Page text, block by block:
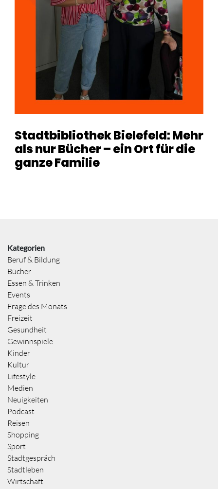
Stadtbibliothek Bielefeld: Mehr
als nur Bücher – ein Ort für die
ganze Familie
Kategorien
Beruf & Bildung
Bücher
Essen & Trinken
Events
Frage des Monats
Freizeit
Gesundheit
Gewinnspiele
Kinder
Kultur
Lifestyle
Medien
Neuigkeiten
Podcast
Reisen
Shopping
Sport
Stadtgespräch
Stadtleben
Wirtschaft